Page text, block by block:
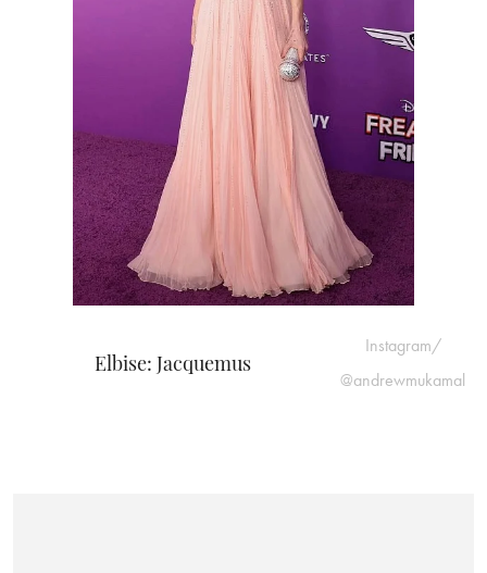
Elbise: Jacquemus
Instagram/
@andrewmukamal